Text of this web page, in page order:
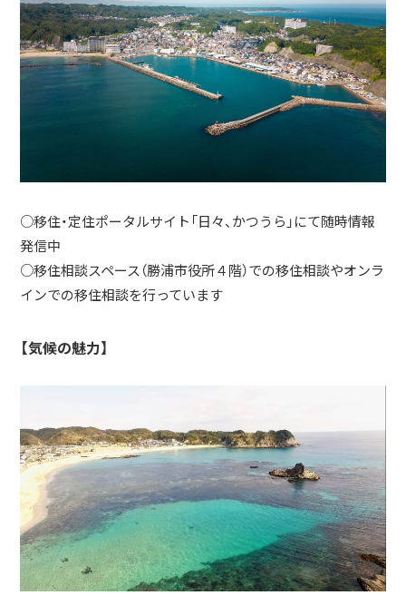
○移住・定住ポータルサイト「日々、かつうら」にて随時情報
発信中
○移住相談スペース（勝浦市役所４階）での移住相談やオンラ
インでの移住相談を行っています
【気候の魅力】